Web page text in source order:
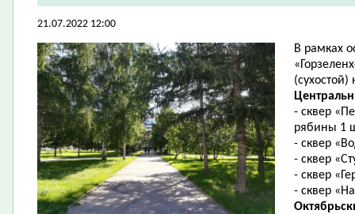
21.07.2022 12:00
В рамках
- сквер
рябины 1
- сквер
- сквер
- сквер
- сквер